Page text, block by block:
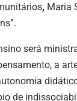
, Maria
será
a
de